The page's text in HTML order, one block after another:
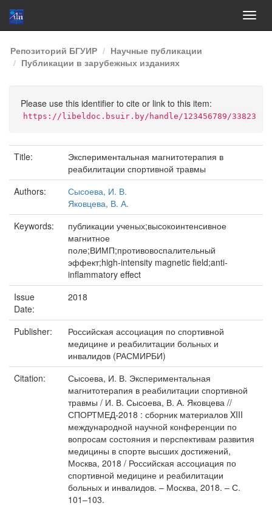
Skip
navigation
Репозиторий БГУИР
Научные публикации
Публикации в зарубежных изданиях
Please use this identifier to cite or link to this item:
https://libeldoc.bsuir.by/handle/123456789/33823
Title:
Экспериментальная магнитотерапия в
реабилитации спортивной травмы
Authors:
Сысоева, И. В.
Яковцева, В. А.
Keywords:
публикации ученых;высокоинтенсивное
магнитное
поле;ВИМП;противовоспалительный
эффект;high-intensity magnetic field;anti-
inflammatory effect
Issue
Date:
2018
Publisher:
Российская ассоциация по спортивной
медицине и реабилитации больных и
инвалидов (РАСМИРБИ)
Citation:
Сысоева, И. В. Экспериментальная
магнитотерапия в реабилитации спортивной
травмы / И. В. Сысоева, В. А. Яковцева //
СПОРТМЕД-2018 : сборник материалов XIII
международной научной конференции по
вопросам состояния и перспективам развития
медицины в спорте высших достижений,
Москва, 2018 / Российская ассоциация по
спортивной медицине и реабилитации
больных и инвалидов. – Москва, 2018. – С.
101–103.